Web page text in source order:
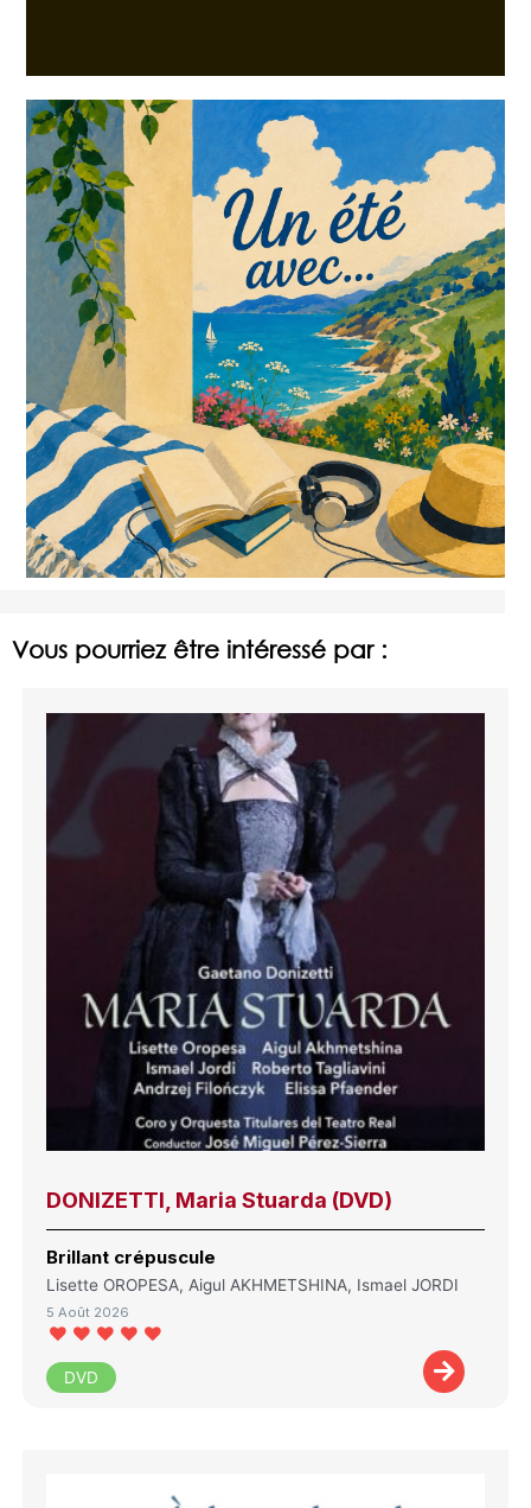
Vous pourriez être intéressé par :
DONIZETTI, Maria Stuarda (DVD)
Brillant crépuscule
Lisette OROPESA, Aigul AKHMETSHINA, Ismael JORDI
5 Août 2026
DVD